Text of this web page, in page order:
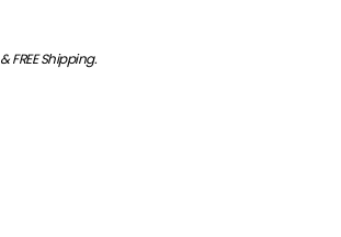
&FREE Shipping.